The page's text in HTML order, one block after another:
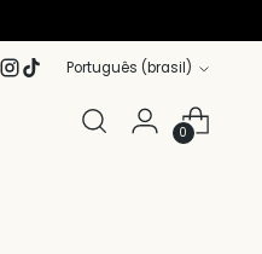
Idioma
Português (brasil)
0